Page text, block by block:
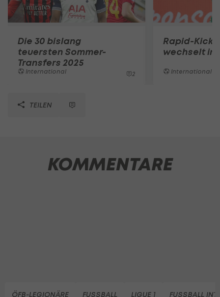
Die 30 bislang
teuersten Sommer-
Transfers 2025
International 2
Rapid-
wechselt in
International
TEILEN
KOMMENTARE
ÖFB-LEGIONÄRE FUSSBALL LIGUE 1 FUSSBALL